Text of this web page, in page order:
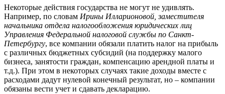
Некоторые действия государства не могут не удивлять.
Например, по словам Ирины Илларионовой, заместителя
начальника отдела налогообложения юридических лиц
Управления Федеральной налоговой службы по Санкт-
Петербургу, все компании обязали платить налог на прибыль
с различных бюджетных субсидий (на поддержку малого
бизнеса, занятости граждан, компенсацию арендной платы и
т.д.). При этом в некоторых случаях такие доходы вместе с
расходами дадут нулевой конечный результат, но – компании
обязаны вести учет и сдавать декларацию.